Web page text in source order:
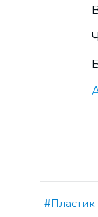
#Пластик